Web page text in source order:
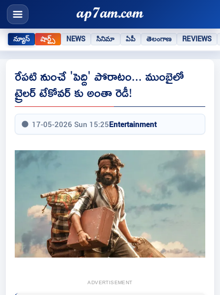
న్యూస్ షార్ట్స్ NEWS సినిమా ఏపీ తెలంగాణ REVIEWS
రేపటి నుంచే 'పెద్ది' పోరాటం... ముంబైలో
ట్రైలర్ టేకోవర్ కు అంతా రెడీ!
17-05-2026 Sun 15:25Entertainment
ADVERTISEMENT